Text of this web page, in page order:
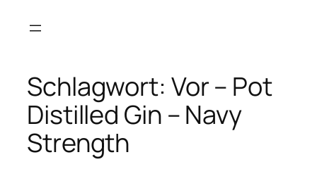
Inhalt
Schlagwort: Vor – Pot
Distilled Gin – Navy
Strength